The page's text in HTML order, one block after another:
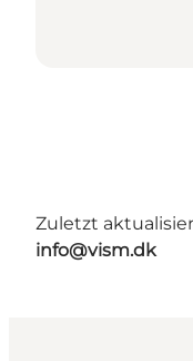
Zuletzt
info@vism.dk